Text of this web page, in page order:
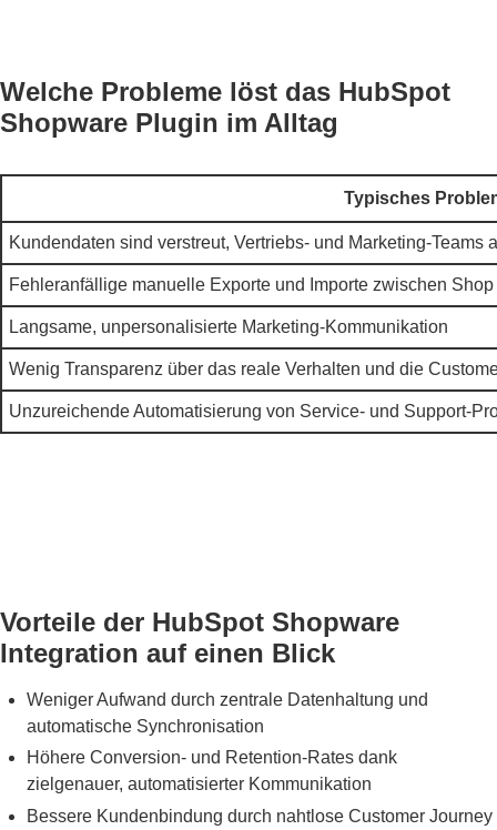
Welche Probleme löst das HubSpot
Shopware Plugin im Alltag
Typisches
Kundendaten sind verstreut, Vertriebs- und Marketing-
Fehleranfällige manuelle Exporte und Importe zwischen
Langsame, unpersonalisierte Marketing-Kommunikation
Wenig Transparenz über das reale Verhalten und die
Unzureichende Automatisierung von Service- und Support-
Vorteile der HubSpot Shopware
Integration auf einen Blick
Weniger Aufwand durch zentrale Datenhaltung und
automatische Synchronisation
Höhere Conversion- und Retention-Rates dank
zielgenauer, automatisierter Kommunikation
Bessere Kundenbindung durch nahtlose Customer Journey